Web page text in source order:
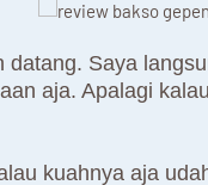
Saya
aja. Apalagi
kuahnya aja